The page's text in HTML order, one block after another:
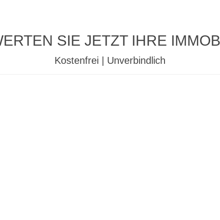
SIE JETZT IHRE
Kostenfrei | Unverbindlich